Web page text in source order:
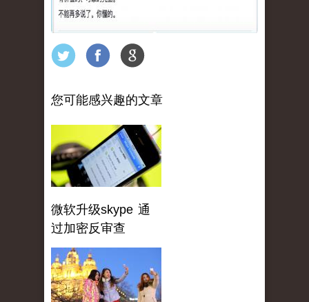
您可能感兴趣的文章
微软升级skype 通
过加密反审查